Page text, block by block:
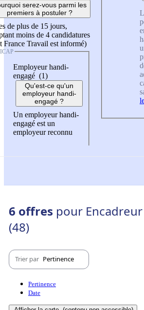
serez-vous parmi les
premiers à postuler ?
de plus de 15 jours,
moins de 4 candidatures
France Travail est informé)
Employeur handi-
engagé (1)
Qu'est-ce qu'un
employeur handi-
engagé ?
Un employeur handi-
engagé est un
employeur reconnu
6 offres pour
(48)
Trier par Pertinence
Pertinence
Date